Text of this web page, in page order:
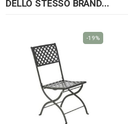
DELLO STESSO BRAND...
-19%